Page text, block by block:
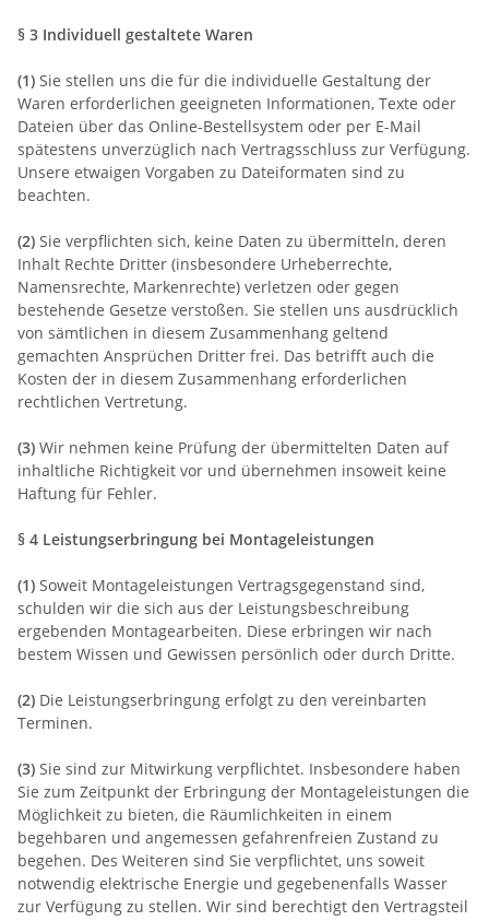
§ 3 Individuell gestaltete Waren
(1) Sie stellen uns die für die individuelle Gestaltung der
Waren erforderlichen geeigneten Informationen, Texte oder
Dateien über das Online-Bestellsystem oder per E-Mail
spätestens unverzüglich nach Vertragsschluss zur Verfügung.
Unsere etwaigen Vorgaben zu Dateiformaten sind zu
beachten.
(2) Sie verpflichten sich, keine Daten zu übermitteln, deren
Inhalt Rechte Dritter (insbesondere Urheberrechte,
Namensrechte, Markenrechte) verletzen oder gegen
bestehende Gesetze verstoßen. Sie stellen uns ausdrücklich
von sämtlichen in diesem Zusammenhang geltend
gemachten Ansprüchen Dritter frei. Das betrifft auch die
Kosten der in diesem Zusammenhang erforderlichen
rechtlichen Vertretung.
(3) Wir nehmen keine Prüfung der übermittelten Daten auf
inhaltliche Richtigkeit vor und übernehmen insoweit keine
Haftung für Fehler.
§ 4 Leistungserbringung bei Montageleistungen
(1) Soweit Montageleistungen Vertragsgegenstand sind,
schulden wir die sich aus der Leistungsbeschreibung
ergebenden Montagearbeiten. Diese erbringen wir nach
bestem Wissen und Gewissen persönlich oder durch Dritte.
(2) Die Leistungserbringung erfolgt zu den vereinbarten
Terminen.
(3) Sie sind zur Mitwirkung verpflichtet. Insbesondere haben
Sie zum Zeitpunkt der Erbringung der Montageleistungen die
Möglichkeit zu bieten, die Räumlichkeiten in einem
begehbaren und angemessen gefahrenfreien Zustand zu
begehen. Des Weiteren sind Sie verpflichtet, uns soweit
notwendig elektrische Energie und gegebenenfalls Wasser
zur Verfügung zu stellen. Wir sind berechtigt den Vertragsteil